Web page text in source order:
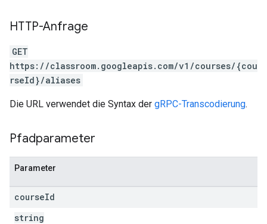
HTTP-Anfrage
GET
https://classroom.googleapis.com/v1/courses/{cou
rseId}/aliases
Die URL verwendet die Syntax der gRPC-Transcodierung.
Pfadparameter
Parameter
courseId
string